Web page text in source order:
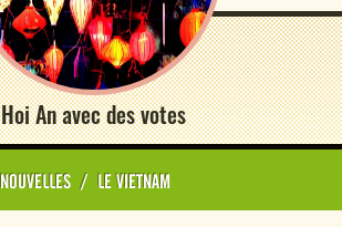
Hoi An avec des votes
NOUVELLES / LE VIETNAM